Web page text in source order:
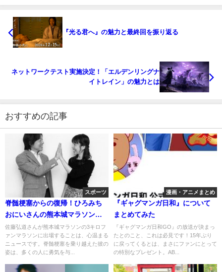
『光る君へ』の魅力と最終回を振り返る
ネットワークテスト実施決定！「エルデンリングナ
イトレイン」の魅力とは
おすすめの記事
スポーツ
脊髄梗塞からの復帰！ひろみち
おにいさんの熊本城マラソン体
験
佐藤弘道さんが熊本城マラソンの3キロフ
ァンマラソンに出場することは、心温まる
ニュースです。脊髄梗塞を乗り越えた彼の
姿は、多くの人に勇気を与...
漫画・アニメまとめ
『ギャグマンガ日和』について
まとめてみた
『ギャグマンガ日和GO』の放送が決まっ
たとのこと、これは必見です！15年ぶり
に戻ってくるとは、まさにファンにとって
の特別なプレゼント。AB...